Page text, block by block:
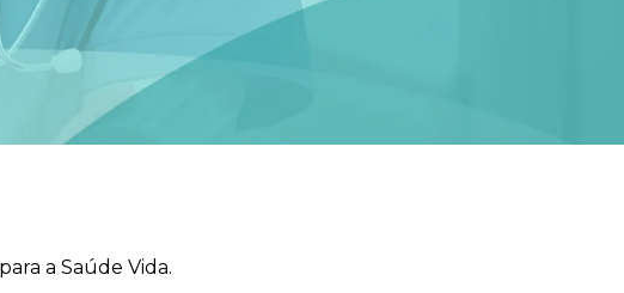
a Saúde Vida.